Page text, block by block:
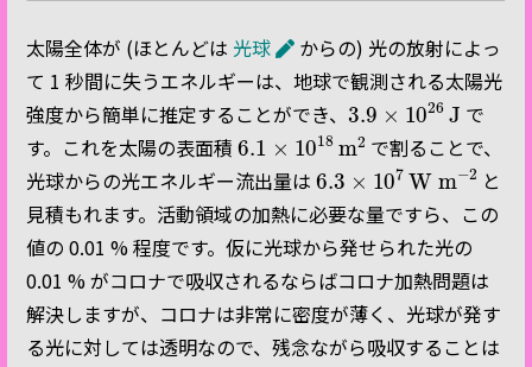
太陽全体が (ほとんどは 光球
からの) 光の放射によっ
て 1 秒間に失うエネルギーは、地球で観測される太陽光
強度から簡単に推定することができ、
3.9×1026Jで
す。これを太陽の表面積 6.1× 1018 m2で割ることで、
光球からの光エネルギー流出量は
6.3× 107
−2
と
見積もれます。活動領域の加熱に必要な量ですら、この
値の 0.01 % 程度です。仮に光球から発せられた光の
0.01 % がコロナで吸収されるならばコロナ加熱問題は
解決しますが、コロナは非常に密度が薄く、光球が発す
る光に対しては透明なので、残念ながら吸収することは